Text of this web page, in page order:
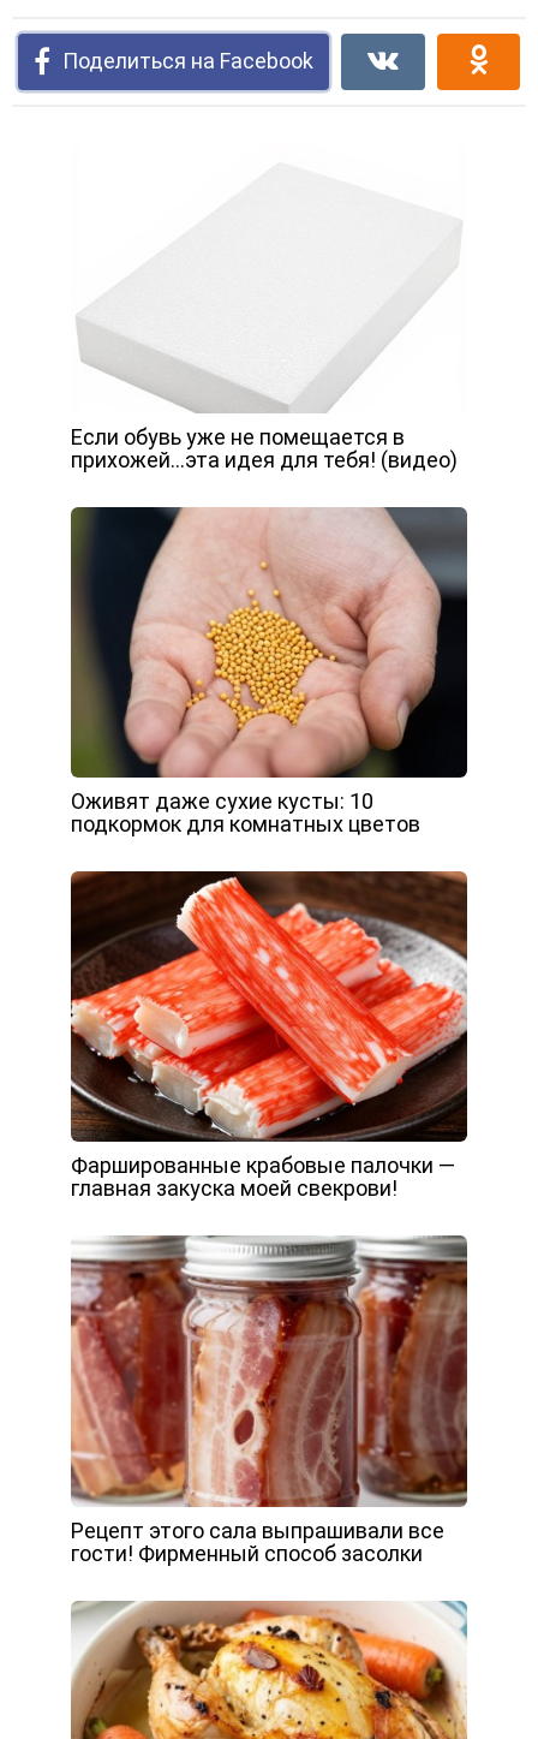
Поделиться на Facebook
Если обувь уже не помещается в
прихожей…эта идея для тебя! (видео)
Оживят даже сухие кусты: 10
подкормок для комнатных цветов
Фаршированные крабовые палочки —
главная закуска моей свекрови!
Рецепт этого сала выпрашивали все
гости! Фирменный способ засолки